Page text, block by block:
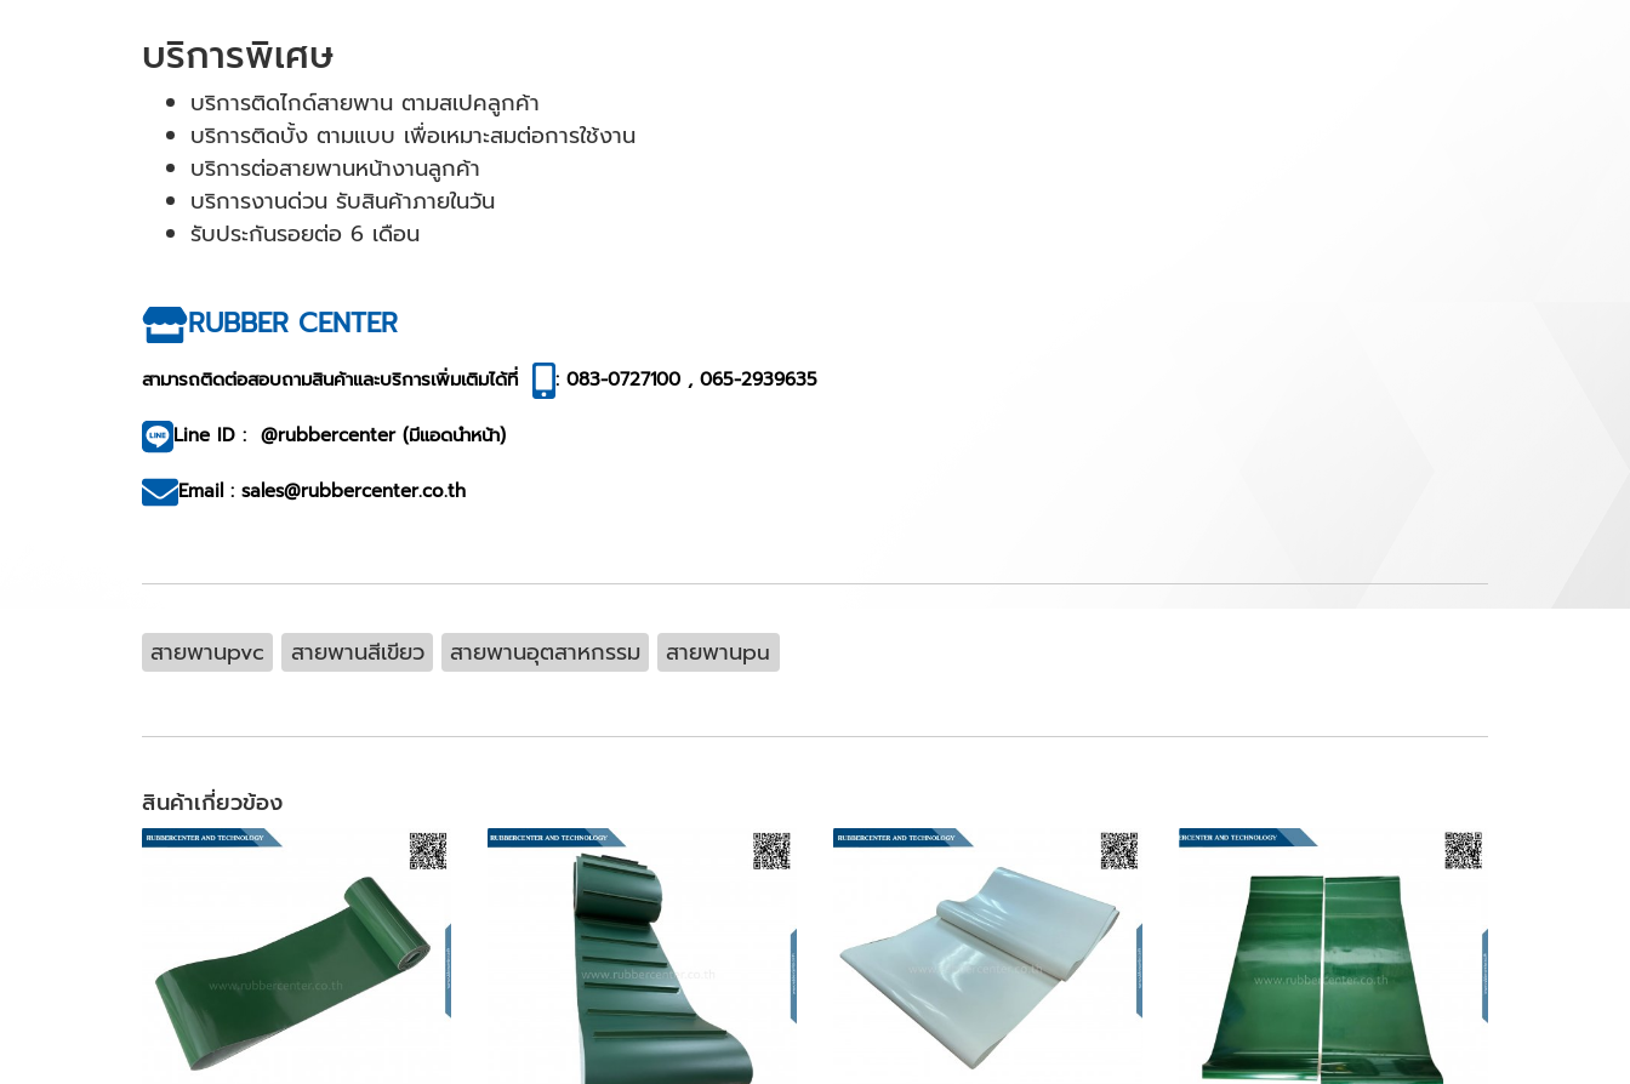
บริการพิเศษ
บริการติดไกด์สายพาน ตามสเปคลูกค้า
บริการติดบั้ง ตามแบบ เพื่อเหมาะสมต่อการใช้งาน
บริการต่อสายพานหน้างานลูกค้า
บริการงานด่วน รับสินค้าภายในวัน
รับประกันรอยต่อ 6 เดือน
RUBBER CENTER
สามารถติดต่อสอบถามสินค้าและบริการเพิ่มเติมได้ที่ : 083-0727100 , 065-2939635
Line ID : @rubbercenter (มีแอดนำหน้า)
Email : sales@rubbercenter.co.th
สายพานpvc สายพานสีเขียว สายพานอุตสาหกรรม สายพานpu
สินค้าเกี่ยวข้อง